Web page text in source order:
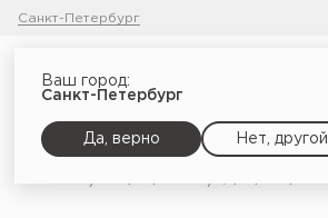
Санкт-Петербург
Ваш город:
Санкт-Петербург
Да, верно Нет, другой